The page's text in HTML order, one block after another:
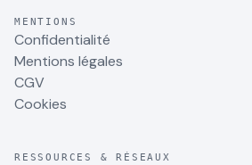
MENTIONS
Confidentialité
Mentions légales
CGV
Cookies
RESSOURCES & RÉSEAUX